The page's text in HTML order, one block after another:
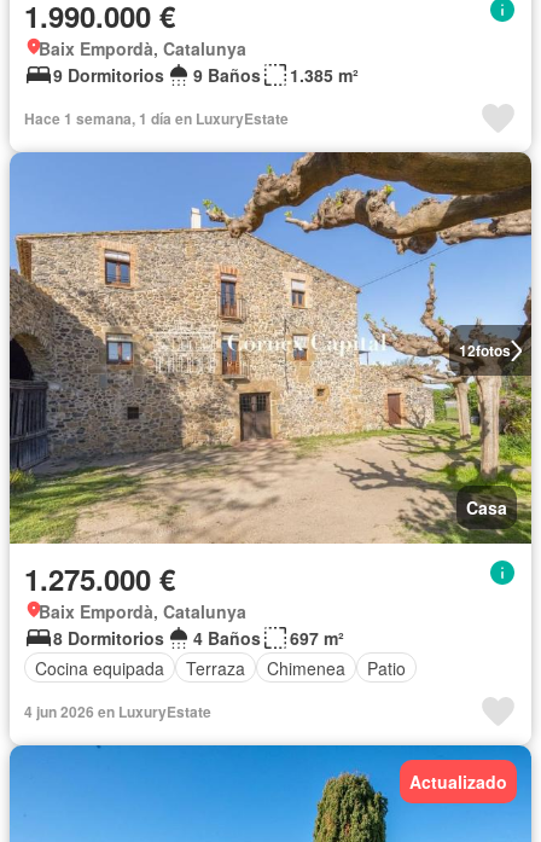
1.990.000 €
Baix Empordà, Catalunya
9 Dormitorios
9 Baños 1.385 m²
Hace 1 semana, 1 día en LuxuryEstate
12fotos
Casa
1.275.000 €
Baix Empordà, Catalunya
8 Dormitorios
4 Baños
697 m²
Cocina equipada
Terraza Chimenea Patio
4 jun 2026 en LuxuryEstate
Actualizado